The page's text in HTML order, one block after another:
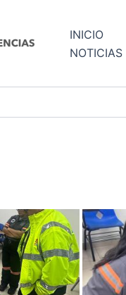
INICIO
NOTICIAS